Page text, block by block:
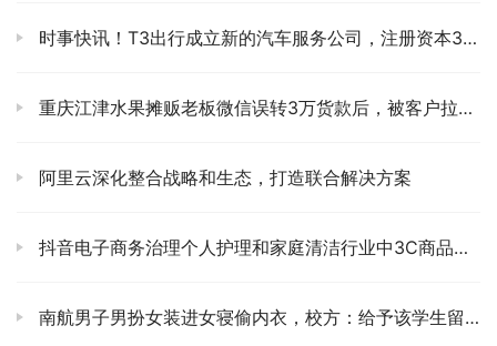
时事快讯！T3出行成立新的汽车服务公司，注册资本3亿元
重庆江津水果摊贩老板微信误转3万货款后，被客户拉黑，急得落泪
阿里云深化整合战略和生态，打造联合解决方案
抖音电子商务治理个人护理和家庭清洁行业中3C商品类别的错位行为
南航男子男扮女装进女寝偷内衣，校方：给予该学生留校察看处分